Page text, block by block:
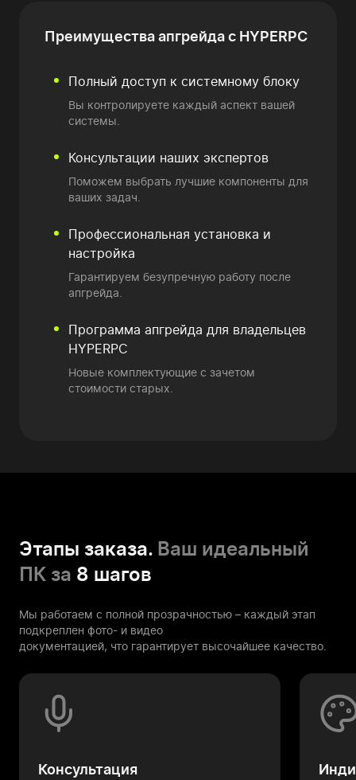
Преимуществаапгрейда с HYPERPC
Полный доступ к системному блоку
Вы контролируете каждый аспект вашей
системы.
Консультации наших экспертов
Поможем выбрать лучшие компоненты для
ваших задач.
Профессиональная установка и
настройка
Гарантируем безупречную работу после
апгрейда.
Программа апгрейда для владельцев
HYPERPC
Новые комплектующие с зачетом
стоимости старых.
Этапы заказа. Ваш идеальный
ПК за 8 шагов
Мы работаем с полной прозрачностью – каждый этап
подкреплен фото- и видео
документацией, что гарантирует высочайшее качество.
Консультация